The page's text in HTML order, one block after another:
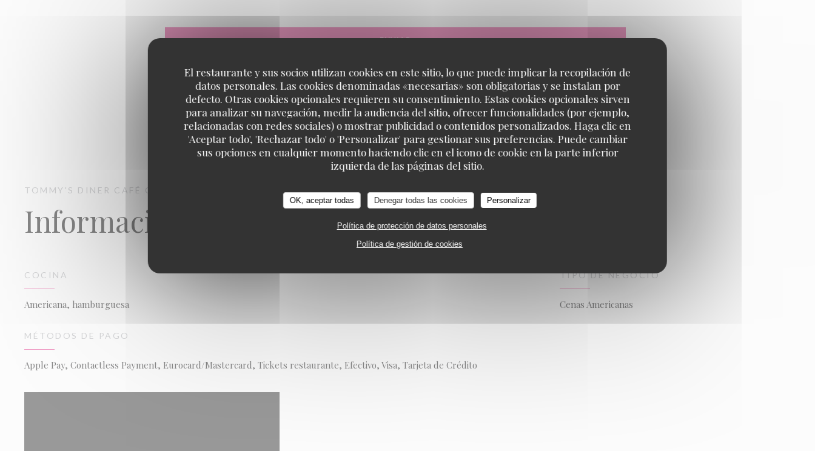
El restaurante y sus socios utilizan cookies en este sitio, lo que puede implicar la recopilación de
datos personales. Las cookies denominadas «necesarias» son obligatorias y se instalan por
defecto. Otras cookies opcionales requieren su consentimiento. Estas cookies opcionales sirven
para analizar su navegación, medir la audiencia del sitio, ofrecer funcionalidades (por ejemplo,
relacionadas con redes sociales) o mostrar publicidad o contenidos personalizados. Haga clic en
'Aceptar todo', 'Rechazar todo' o 'Personalizar' para gestionar sus preferencias. Puede cambiar
sus opciones en cualquier momento haciendo clic en el icono de cookie en la parte inferior
izquierda de las páginas del sitio.
OK, aceptar todas Denegar todas las cookies Personalizar
Política de protección de datos personales
Política de gestión de cookies
TOMMY'S DINER CAFÉ CENAS AMERICANAS SAINTE-MARIE
Información general
COCINA
Americana, hamburguesa
TIPO DE NEGOCIO
Cenas Americanas
MÉTODOS DE PAGO
Apple Pay, Contactless Payment, Eurocard/Mastercard, Tickets restaurante, Efectivo, Visa, Tarjeta de Crédito
Tommy's Diner Café